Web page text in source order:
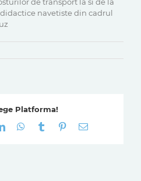
navetiste din cadrul
Platforma!
LinkedInWhatsApp
Tumblr Pinterest
E-